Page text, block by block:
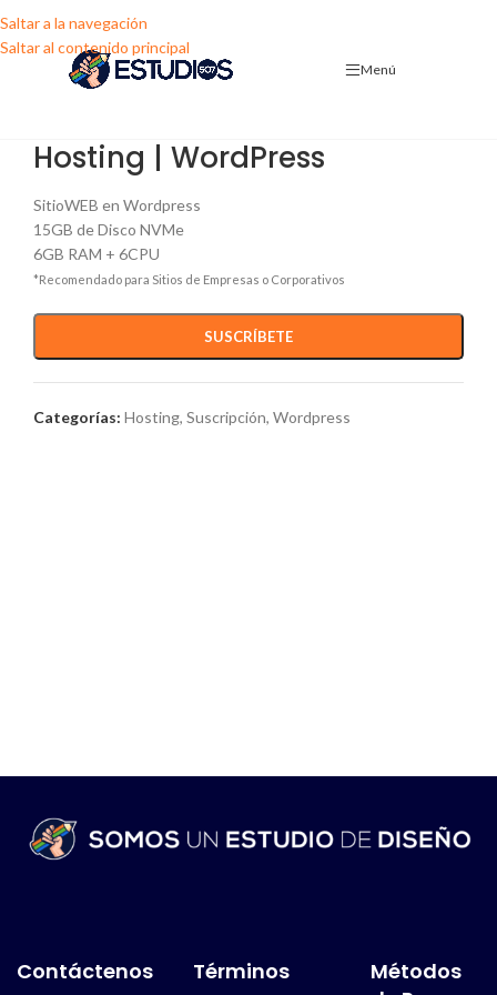
Saltar a la navegación
Saltar al contenido principal
Menú
Hosting | WordPress
SitioWEB en Wordpress
15GB de Disco NVMe
6GB RAM + 6CPU
*Recomendado para Sitios de Empresas o Corporativos
SUSCRÍBETE
Categorías: Hosting, Suscripción, Wordpress
Contáctenos
Términos
Métodos